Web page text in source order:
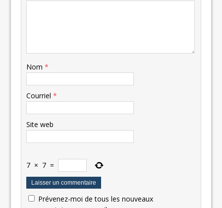
Nom*
Courriel*
Site web
7 × 7 =
Prévenez-moi de tous les nouveaux